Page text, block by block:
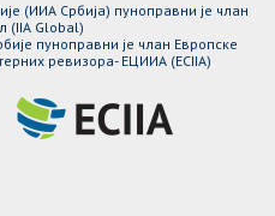
(ИИА Србија) пуноправни је члан
(IIA Global)
пуноправни је члан Европске
ревизора- ЕЦИИА (ЕCIIA)